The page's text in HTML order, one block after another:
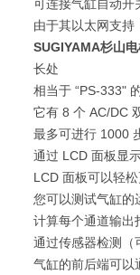
可连接气缸自动开
由于其以太网支持
SUGIYAMA杉山
长处
相当于 “PS-333"
它有 8 个 AC/DC
最多可进行 1000
通过 LCD 面板显
LCD 面板可以轻
您可以测试气缸的
计算每个通道输出
通过传感器检测（
气缸的前后端可以